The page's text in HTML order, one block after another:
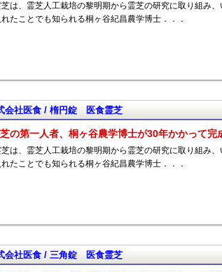
芝は、霊芝人工栽培の黎明期から霊芝の研究に取り組み
たことでも知られる桐ヶ谷紀昌農学博士．．．
会社医食 / 楕円錠 医食霊芝
の第一人者、桐ヶ谷農学博士が30年かかって
芝は、霊芝人工栽培の黎明期から霊芝の研究に取り組み
たことでも知られる桐ヶ谷紀昌農学博士．．．
会社医食 / 三角錠 医食霊芝